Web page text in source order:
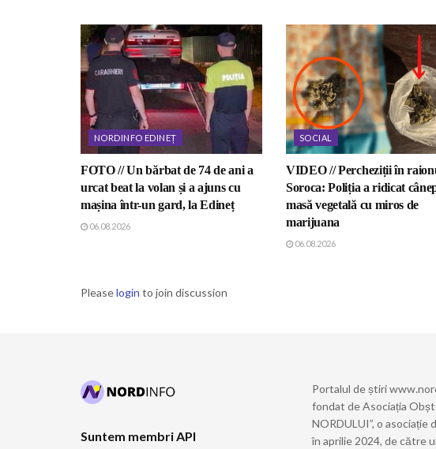
NORDINFO EDINEȚ
FOTO // Un bărbat de 74 de ani a
urcat beat la volan și a ajuns cu
mașina într-un gard, la Edineț
06.08.2026
SOCIAL
VIDEO // Percheziții în
Soroca: Poliția a ridicat
masă vegetală cu miros de
marijuana
06.08.2026
Pleaselogin to join discussion
Suntem membri API
Portalul de știri
fondat de Asociația
NORDULUI”, o asociație
în aprilie 2024, de către